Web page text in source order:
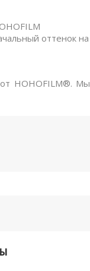
оттенок на
HOHOFILM®. Мы